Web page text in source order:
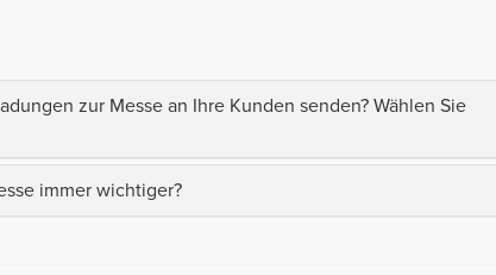
zur Messe an Ihre Kunden senden? Wählen Sie
immer wichtiger?